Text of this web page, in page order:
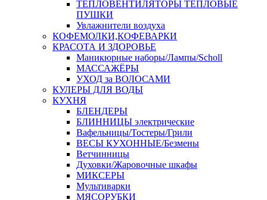
ТЕПЛОВЕНТИЛЯТОРЫ ТЕПЛОВЫЕ
ПУШКИ
Увлажнители воздуха
КОФЕМОЛКИ,КОФЕВАРКИ
КРАСОТА И ЗДОРОВЬЕ
Маникюрные наборы/Лампы/Scholl
МАССАЖЁРЫ
УХОД за ВОЛОСАМИ
КУЛЕРЫ ДЛЯ ВОДЫ
КУХНЯ
БЛЕНДЕРЫ
БЛИННИЦЫ электрические
Вафельницы/Тостеры/Грили
ВЕСЫ КУХОННЫЕ/Безмены
Ветчинницы
Духовки/Жаровочные шкафы
МИКСЕРЫ
Мультиварки
МЯСОРУБКИ